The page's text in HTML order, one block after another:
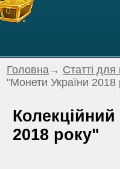
Головна→ Статті для
"Монети України 2018
2018 року"